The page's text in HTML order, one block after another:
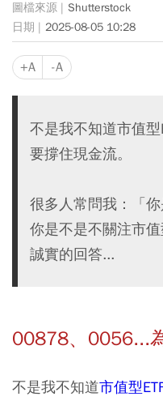
Shutterstock
2025-08-05 10:28
+A -A
不是我不知道市值
要撐住現金流。
很多人常問我：「你
你是不是不關注市
誠實的回答...
00878、0056...
不是我不知道市值型